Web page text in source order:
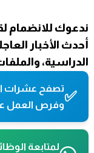
ندعوك للانضمام
أحدث الأخبار
الدراسية،
✅تصفح عشرات
وفرص العمل
لمتابعة